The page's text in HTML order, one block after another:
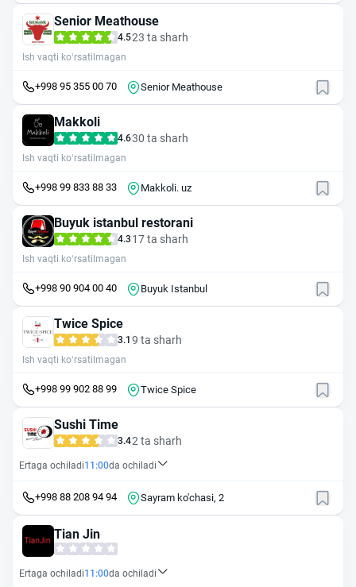
Senior Meathouse
4.523 ta sharh
Ish vaqti ko‘rsatilmagan
+998 95 355 00 70 Senior Meathouse
Makkoli
4.630 ta sharh
Ish vaqti ko‘rsatilmagan
+998 99 833 88 33 Makkoli. uz
Buyuk istanbul restorani
4.3 17 ta sharh
Ish vaqti ko‘rsatilmagan
+998 90 904 00 40 Buyuk Istanbul
Twice Spice
3.1 9 ta sharh
Ish vaqti ko‘rsatilmagan
+998 99 902 88 99 Twice Spice
Sushi Time
3.42 ta sharh
Ertaga ochiladi11:00da ochiladi
+998 88 208 94 94 Sayram ko'chasi, 2
Tian Jin
Ertaga ochiladi11:00da ochiladi